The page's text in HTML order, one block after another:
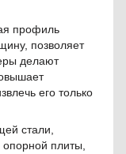
профиль
позволяет
делают
его только
стали,
плиты,